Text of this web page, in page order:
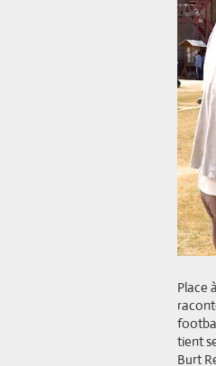
Place
tient
Burt